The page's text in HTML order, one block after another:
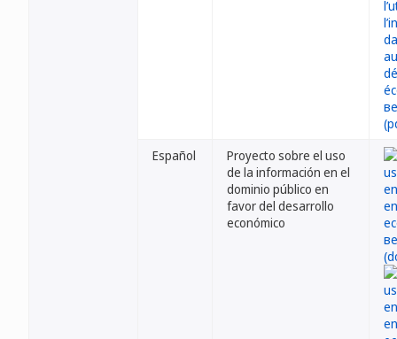
Español
Proyecto sobre el uso
de la información en el
dominio público en
favor del desarrollo
económico